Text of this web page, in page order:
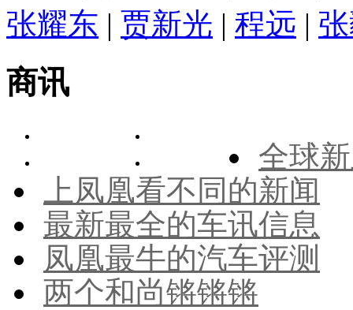
张耀东 | 贾新光 | 程远 |
商讯
全球
上凤凰看不同的新闻
最新最全的车讯信息
凤凰最牛的汽车评测
两个和尚锵锵锵